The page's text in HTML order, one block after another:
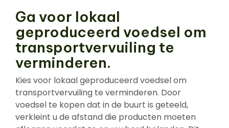
Ga voor lokaal
geproduceerd voedsel om
transportvervuiling te
verminderen.
Kies voor lokaal geproduceerd voedsel om
transportvervuiling te verminderen. Door
voedsel te kopen dat in de buurt is geteeld,
verkleint u de afstand die producten moeten